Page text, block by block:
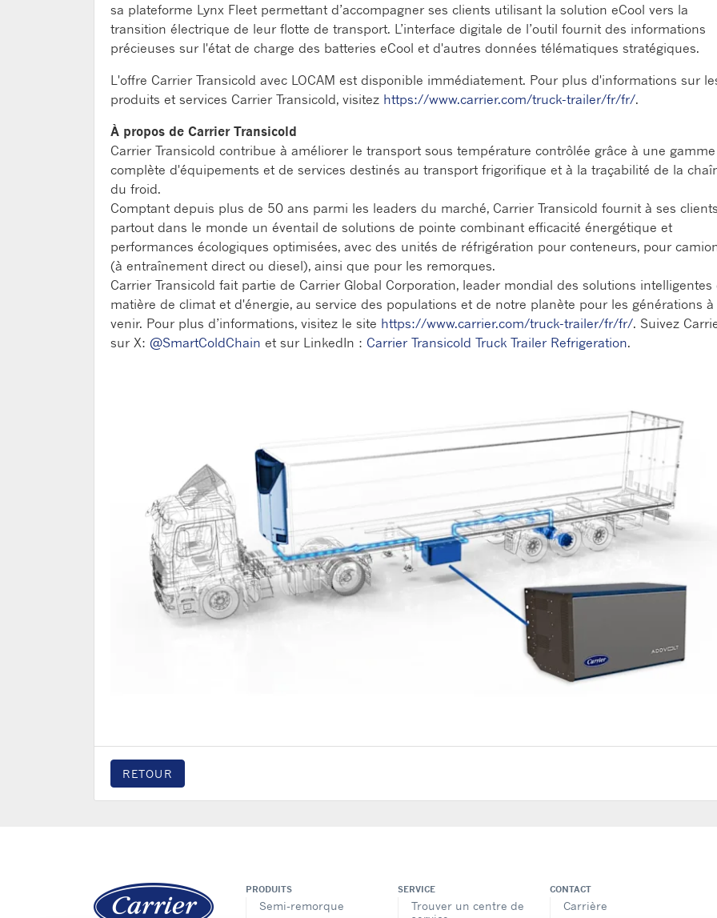
sa plateforme Lynx Fleet permettant d’accompagner ses clients utilisant la solution eCool vers la
transition électrique de leur flotte de transport. L’interface digitale de l’outil fournit des informations
précieuses sur l'état de charge des batteries eCool et d'autres données télématiques stratégiques.
L'offre Carrier Transicold avec LOCAM est disponible immédiatement. Pour plus d'informations sur
produits et services Carrier Transicold, visitez https://www.carrier.com/truck-trailer/fr/fr/.
À propos de Carrier Transicold
Carrier Transicold contribue à améliorer le transport sous température contrôlée grâce à une gamme
complète d'équipements et de services destinés au transport frigorifique et à la traçabilité de la
du froid.
Comptant depuis plus de 50 ans parmi les leaders du marché, Carrier Transicold fournit à ses clients
partout dans le monde un éventail de solutions de pointe combinant efficacité énergétique et
performances écologiques optimisées, avec des unités de réfrigération pour conteneurs, pour
(à entraînement direct ou diesel), ainsi que pour les remorques.
Carrier Transicold fait partie de Carrier Global Corporation, leader mondial des solutions intelligentes
matière de climat et d'énergie, au service des populations et de notre planète pour les générations à
venir. Pour plus d’informations, visitez le site https://www.carrier.com/truck-trailer/fr/fr/. Suivez
sur X: @SmartColdChain et sur LinkedIn : Carrier Transicold Truck Trailer Refrigeration.
RETOUR
PRODUITS
Semi-remorque
SERVICE
Trouver un centre de
CONTACT
Carrière